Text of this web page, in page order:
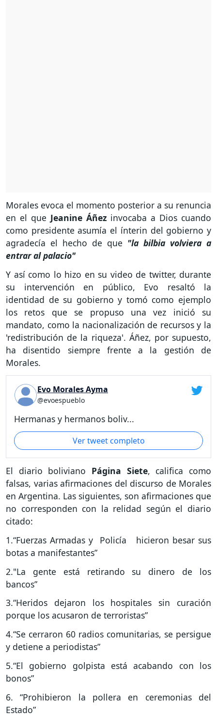
Morales evoca el momento posterior a su renuncia
en el que Jeanine Áñez invocaba a Dios cuando
como presidente asumía el ínterin del gobierno y
agradecía el hecho de que "la bilbia volviera a
entrar al palacio"
Y así como lo hizo en su video de twitter, durante
su intervención en público, Evo resaltó la
identidad de su gobierno y tomó como ejemplo
los retos que se propuso una vez inició su
mandato, como la nacionalización de recursos y la
'redistribución de la riqueza'. Áñez, por supuesto,
ha disentido siempre frente a la gestión de
Morales.
Evo Morales Ayma
@evoespueblo
Hermanas y hermanos boliv...
Ver tweet completo
El diario boliviano Página Siete, califica como
falsas, varias afirmaciones del discurso de Morales
en Argentina. Las siguientes, son afirmaciones que
no corresponden con la relidad según el diario
citado:
1.“Fuerzas Armadas y Policía hicieron besar sus
botas a manifestantes”
2."La gente está retirando su dinero de los
bancos”
3.“Heridos dejaron los hospitales sin curación
porque los acusaron de terroristas”
4.“Se cerraron 60 radios comunitarias, se persigue
y detiene a periodistas”
5.“El gobierno golpista está acabando con los
bonos”
6. “Prohibieron la pollera en ceremonias del
Estado”